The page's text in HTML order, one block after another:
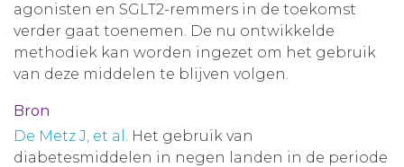
agonisten en SGLT2-remmers in de toekomst
verder gaat toenemen. De nu ontwikkelde
methodiek kan worden ingezet om het gebruik
van deze middelen te blijven volgen.
Bron
De Metz J, et al . Het gebruik van
diabetesmiddelen in negen landen in de periode